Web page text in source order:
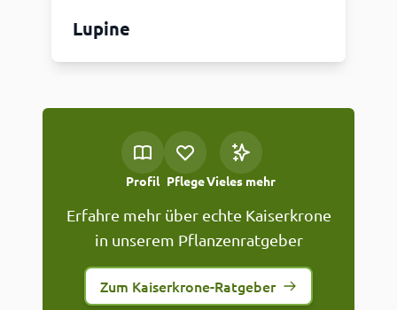
Lupine
Profil PflegeVieles mehr
Erfahre mehr über echte Kaiserkrone
in unserem Pflanzenratgeber
Zum Kaiserkrone-Ratgeber